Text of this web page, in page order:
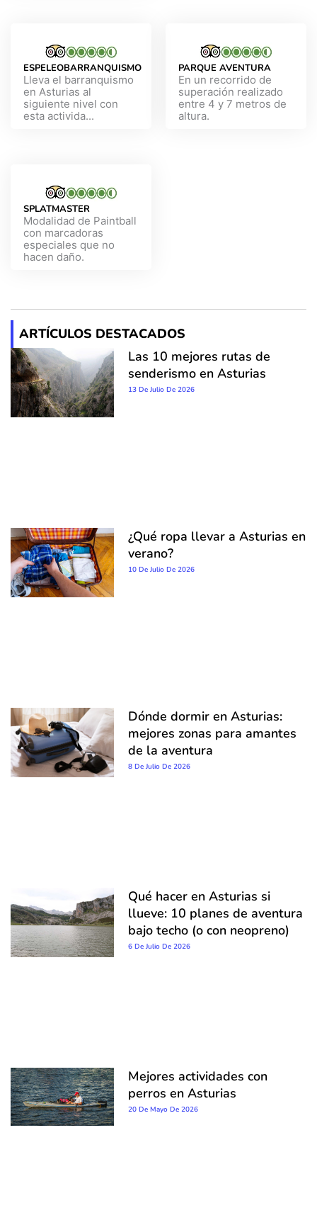
ESPELEOBARRANQUISMO
Lleva el barranquismo
en Asturias al
siguiente nivel con
esta activida...
PARQUE AVENTURA
En un recorrido de
superación realizado
entre 4 y 7 metros de
altura.
SPLATMASTER
Modalidad de Paintball
con marcadoras
especiales que no
hacen daño.
ARTÍCULOS DESTACADOS
Las 10 mejores rutas de
senderismo en Asturias
13 De Julio De 2026
¿Qué ropa llevar a Asturias en
verano?
10 De Julio De 2026
Dónde dormir en Asturias:
mejores zonas para amantes
de la aventura
8 De Julio De 2026
Qué hacer en Asturias si
llueve: 10 planes de aventura
bajo techo (o con neopreno)
6 De Julio De 2026
Mejores actividades con
perros en Asturias
20 De Mayo De 2026